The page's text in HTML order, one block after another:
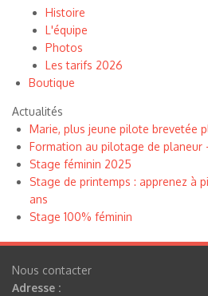
Histoire
L'équipe
Photos
Les tarifs 2026
Boutique
Actualités
Marie, plus jeune pilote brevetée
Formation au pilotage de planeur
Stage féminin 2025
Stage de printemps : apprenez à
ans
Stage 100% féminin
Nous contacter
Adresse :